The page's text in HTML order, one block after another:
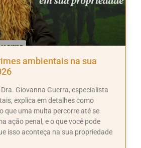
ambientais na sua
Giovanna Guerra, especialista
explica em detalhes como
que uma multa percorre até se
ação penal, e o que você pode
isso aconteça na sua propriedade